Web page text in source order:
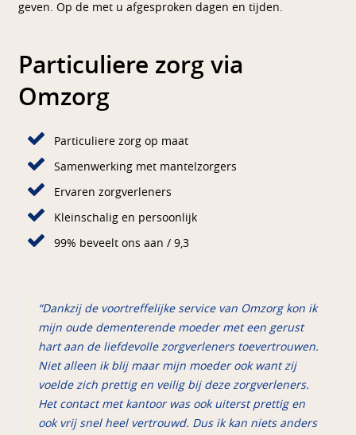
geven. Op de met u afgesproken dagen en tijden.
Particuliere zorg via
Omzorg
Particuliere zorg op maat
Samenwerking met mantelzorgers
Ervaren zorgverleners
Kleinschalig en persoonlijk
99% beveelt ons aan / 9,3
“Dankzij de voortreffelijke service van Omzorg kon ik
mijn oude dementerende moeder met een gerust
hart aan de liefdevolle zorgverleners toevertrouwen.
Niet alleen ik blij maar mijn moeder ook want zij
voelde zich prettig en veilig bij deze zorgverleners.
Het contact met kantoor was ook uiterst prettig en
ook vrij snel heel vertrouwd. Dus ik kan niets anders